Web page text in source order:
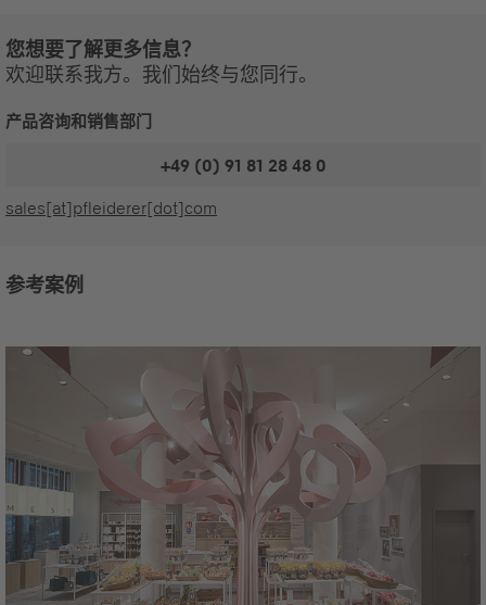
您想要了解更多信息？
欢迎联系我方。我们始终与您同行。
产品咨询和销售部门
+49 (0) 91 81 28 48 0
sales[at]pfleiderer[dot]com
参考案例